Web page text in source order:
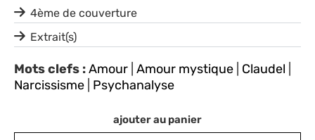
ajouter au panier
4ème de couverture
Extrait(s)
Mots clefs :Amour Amour mystique Claudel
Narcissisme Psychanalyse